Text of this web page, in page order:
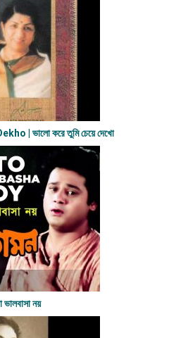
| ভালো করে তুমি চেয়ে দেখো
ন​য়